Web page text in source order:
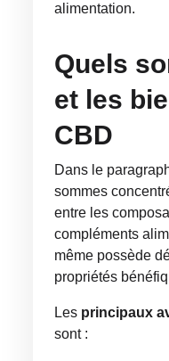
alimentation.
Quels
et les
CBD
Dans le
sommes
entre les
compléments
même possède
propriétés
Les principaux
sont :